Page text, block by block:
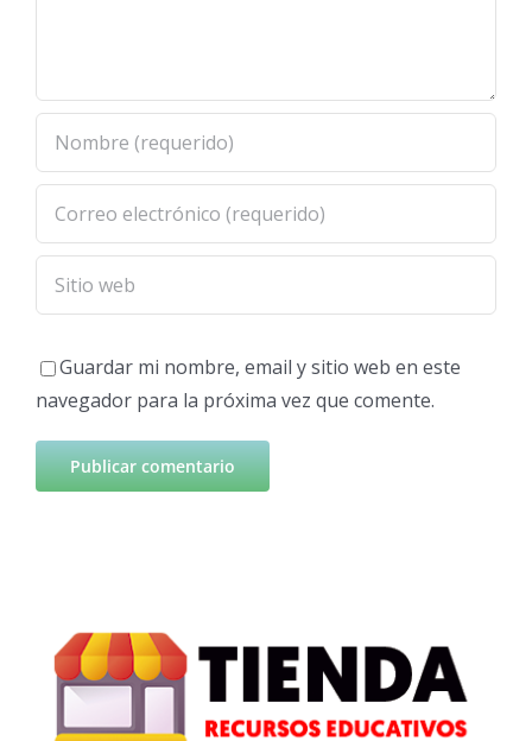
Guardar mi nombre, email y sitio web en este
navegador para la próxima vez que comente.